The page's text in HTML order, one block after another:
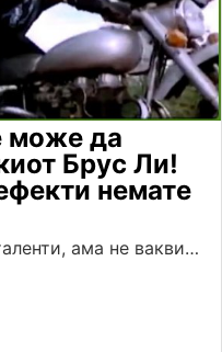
може да
Брус Ли!
немате
ама не вакви…